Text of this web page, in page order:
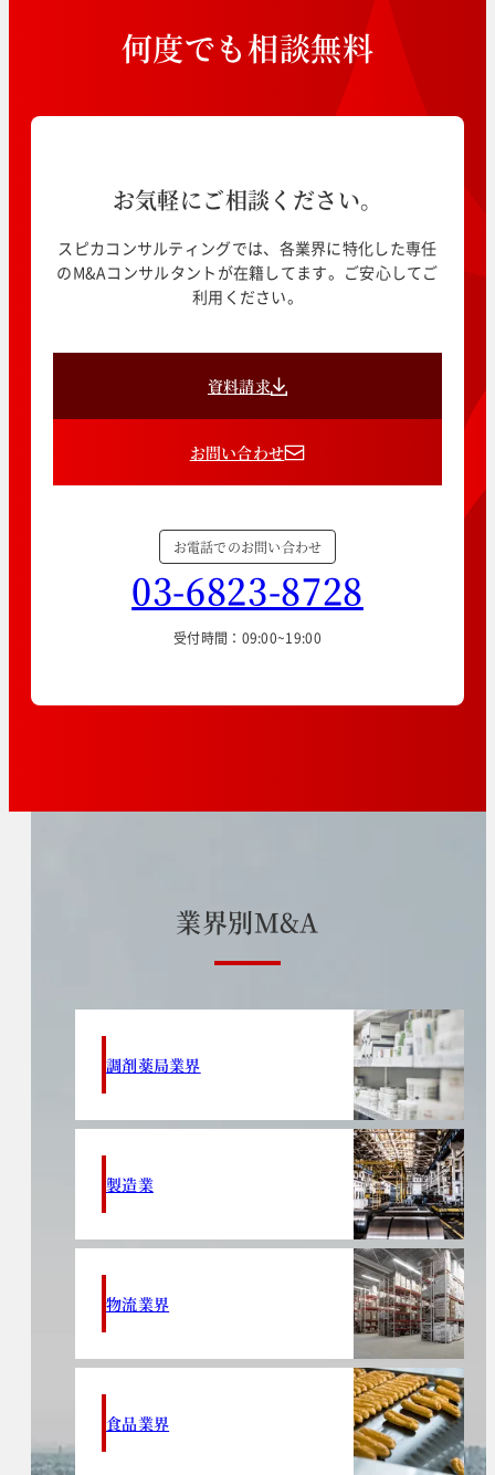
何度でも相談無料
お気軽にご相談ください。
スピカコンサルティングでは、各業界に特化した専任
のM&Aコンサルタントが在籍してます。ご安心してご
利用ください。
資料請求
お問い合わせ
お電話でのお問い合わせ
03-6823-8728
受付時間：09:00~19:00
業界別M&A
調剤薬局業界
製造業
物流業界
食品業界